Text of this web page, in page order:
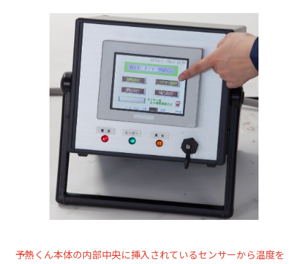
予熱くん本体の内部中央に挿入されているセンサーから温度を